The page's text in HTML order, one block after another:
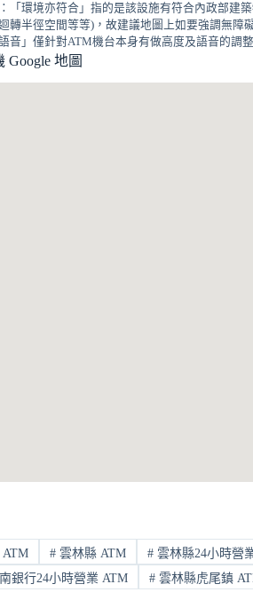
「環境亦符合」指的是該設施有符合內政部建
轉半徑空間等等)，故建議地圖上如要強調無
音」僅針對ATM機台本身有做高度及語音的調整
Google 地圖
#雲林縣 ATM #雲林縣24小時營
銀行24小時營業 ATM #雲林縣虎尾鎮